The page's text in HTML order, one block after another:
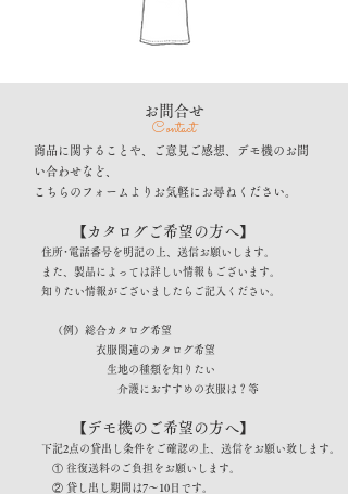
​お問合せ
Contact
商品に関することや、ご意見ご感想、デモ機のお問
い合わせなど、
こちらのフォームよりお気軽にお尋ねください。
【カタログご希望の方へ】
住所･電話番号を明記の上、送信お願いします。
また、製品によっては詳しい情報もございます。
知りたい情報がございましたらご記入ください。
（例）総合カタログ希望
衣服関連のカタログ希望
生地の種類を知りたい
介護におすすめの衣服は？等
【デモ機のご希望の方へ】
下記2点の貸出し条件をご確認の上、送信をお願い致します。
① 往復送料のご負担をお願いします。
② 貸し出し期間は7～10日です。